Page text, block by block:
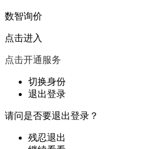
数智询价
点击进入
点击开通服务
切换身份
退出登录
请问是否要退出登录？
残忍退出